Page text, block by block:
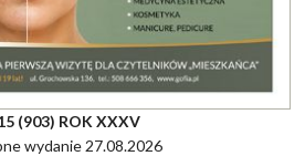
(903) ROK XXXV
wydanie 27.08.2026